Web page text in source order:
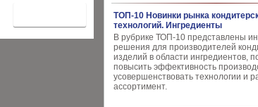
ТОП-10 Новинки рынка
технологий. Ингредиенты
В рубрике ТОП-10 представлены
решения для производителей
изделий в области ингредиентов,
повысить эффективность
усовершенствовать технологии и
ассортимент.